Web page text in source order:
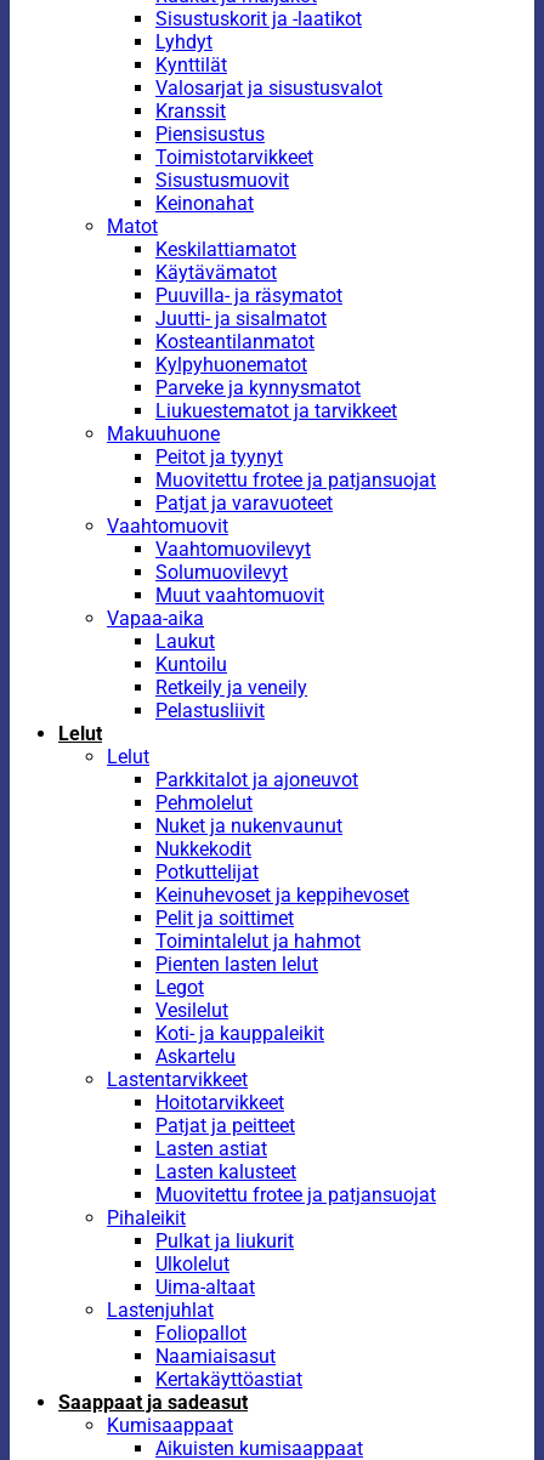
Sisustuskorit ja -laatikot
Lyhdyt
Kynttilät
Valosarjat ja sisustusvalot
Kranssit
Piensisustus
Toimistotarvikkeet
Sisustusmuovit
Keinonahat
Matot
Keskilattiamatot
Käytävämatot
Puuvilla- ja räsymatot
Juutti- ja sisalmatot
Kosteantilanmatot
Kylpyhuonematot
Parveke ja kynnysmatot
Liukuestematot ja tarvikkeet
Makuuhuone
Peitot ja tyynyt
Muovitettu frotee ja patjansuojat
Patjat ja varavuoteet
Vaahtomuovit
Vaahtomuovilevyt
Solumuovilevyt
Muut vaahtomuovit
Vapaa-aika
Laukut
Kuntoilu
Retkeily ja veneily
Pelastusliivit
Lelut
Lelut
Parkkitalot ja ajoneuvot
Pehmolelut
Nuket ja nukenvaunut
Nukkekodit
Potkuttelijat
Keinuhevoset ja keppihevoset
Pelit ja soittimet
Toimintalelut ja hahmot
Pienten lasten lelut
Legot
Vesilelut
Koti- ja kauppaleikit
Askartelu
Lastentarvikkeet
Hoitotarvikkeet
Patjat ja peitteet
Lasten astiat
Lasten kalusteet
Muovitettu frotee ja patjansuojat
Pihaleikit
Pulkat ja liukurit
Ulkolelut
Uima-altaat
Lastenjuhlat
Foliopallot
Naamiaisasut
Kertakäyttöastiat
Saappaat ja sadeasut
Kumisaappaat
Aikuisten kumisaappaat